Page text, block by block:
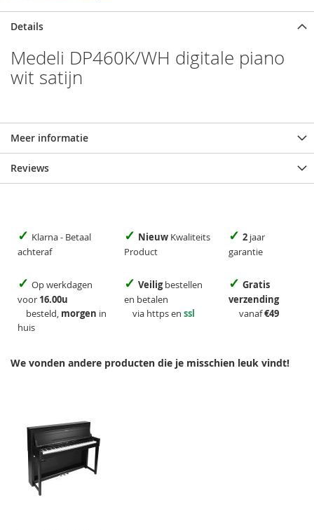
Details
Medeli DP460K/WH digitale piano
wit satijn
Meer informatie
Reviews
✓ Klarna - Betaal
achteraf
✓ Nieuw Kwaliteits
Product
✓ 2 jaar
garantie
✓ Op werkdagen
voor 16.00u
besteld, morgen in
huis
✓ Veiligbestellen
en betalen
via https en ssl
✓ Gratis
verzending
vanaf€49
We vonden andere producten die je misschien leuk vindt!